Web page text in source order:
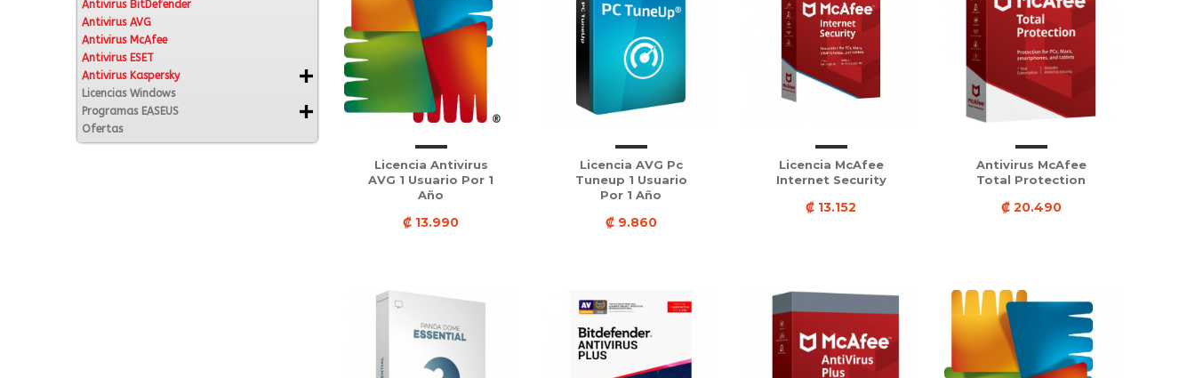
Antivirus BitDefender
Antivirus AVG
Antivirus McAfee
Antivirus ESET
Antivirus Kaspersky
Licencias Windows
Programas EASEUS
Ofertas
Licencia Antivirus
AVG 1 Usuario Por 1
Año
₡ 13.990
Licencia AVG Pc
Tuneup 1 Usuario
Por 1 Año
₡ 9.860
Licencia McAfee
Internet Security
₡ 13.152
Antivirus McAfee
Total Protection
₡ 20.490